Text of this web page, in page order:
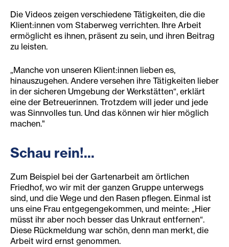
Die Videos zeigen verschiedene Tätigkeiten, die die
Klient:innen vom Staberweg verrichten. Ihre Arbeit
ermöglicht es ihnen, präsent zu sein, und ihren Beitrag
zu leisten.
„Manche von unseren Klient:innen lieben es,
hinauszugehen. Andere versehen ihre Tätigkeiten lieber
in der sicheren Umgebung der Werkstätten“, erklärt
eine der Betreuerinnen. Trotzdem will jeder und jede
was Sinnvolles tun. Und das können wir hier möglich
machen."
Schau rein!...
Zum Beispiel bei der Gartenarbeit am örtlichen
Friedhof, wo wir mit der ganzen Gruppe unterwegs
sind, und die Wege und den Rasen pflegen. Einmal ist
uns eine Frau entgegengekommen, und meinte: „Hier
müsst ihr aber noch besser das Unkraut entfernen“.
Diese Rückmeldung war schön, denn man merkt, die
Arbeit wird ernst genommen.